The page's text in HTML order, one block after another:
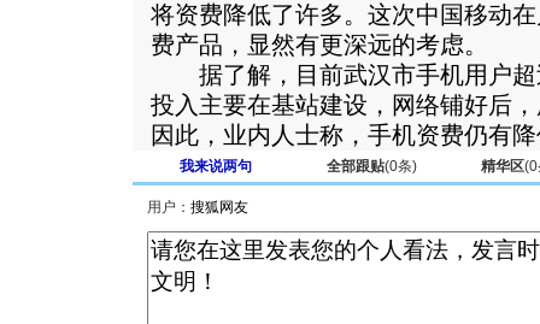
将资费降低了许多。这次中国移动
费产品，显然有更深远的考虑。
据了解，目前武汉市手机用户超
投入主要在基站建设，网络铺好后
因此，业内人士称，手机资费仍有
我来说两句 全部跟贴(0条) 精华区(0
用户：